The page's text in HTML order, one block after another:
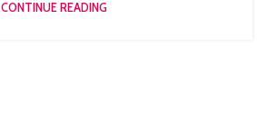
CONTINUE READING